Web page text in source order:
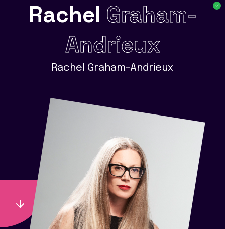
Rachel Graham-
Andrieux
Rachel Graham-Andrieux